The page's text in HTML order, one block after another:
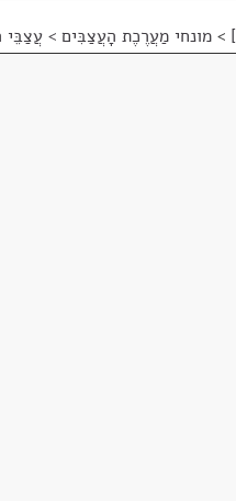
> מונחי מַעֲרֶכֶת הָעֲצַבִּים >